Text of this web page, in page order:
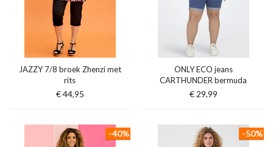
JAZZY 7/8 broek Zhenzi met
rits
€ 44,95
ONLY ECO jeans
CARTHUNDER bermuda
€ 29,99
-40% -50%